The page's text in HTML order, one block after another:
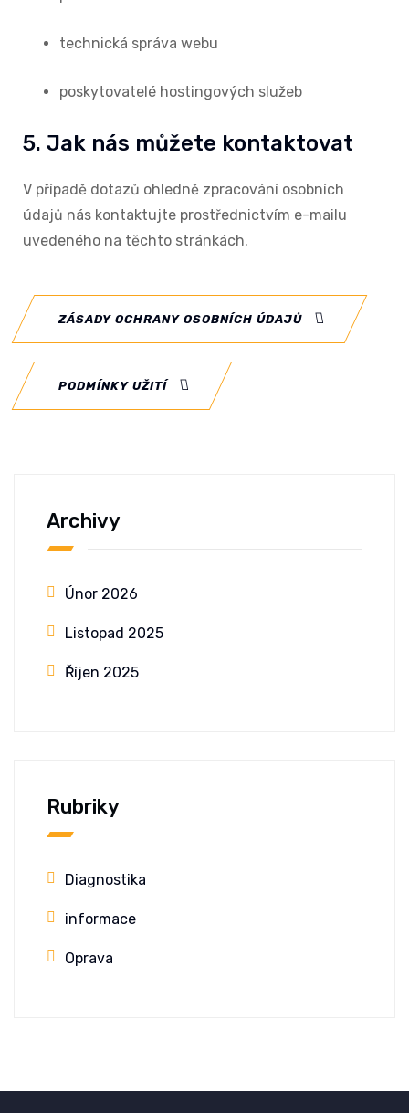
technická správa webu
poskytovatelé hostingových služeb
5. Jak nás můžete kontaktovat
V případě dotazů ohledně zpracování osobních
údajů nás kontaktujte prostřednictvím e-mailu
uvedeného na těchto stránkách.
ZÁSADY OCHRANY OSOBNÍCH ÚDAJŮ
PODMÍNKY UŽITÍ
Archivy
Únor 2026
Listopad 2025
Říjen 2025
Rubriky
Diagnostika
informace
Oprava